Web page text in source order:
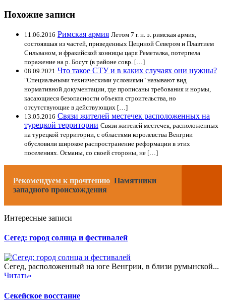
Похожие записи
11.06.2016 Римская армия Летом 7 г. н. э. римская армия,
состоявшая из частей, приведенных Цециной Севером и Плавтием
Сильваном, и фракийской конницы царя Реметалка, потерпела
поражение на р. Босут (в районе совр. […]
08.09.2021 Что такое СТУ и в каких случаях они нужны?
"Специальными техническими условиями" называют вид
нормативной документации, где прописаны требования и нормы,
касающиеся безопасности объекта строительства, но
отсутствующие в действующих […]
13.05.2016 Связи жителей местечек расположенных на
турецкой территории Связи жителей местечек, расположенных
на турецкой территории, с областями королевства Венгрии
обусловили широкое распространение реформации в этих
поселениях. Османы, со своей стороны, не […]
Рекомендуем к прочтению Памятники
западного происхождения
Интересные записи
Сегед: город солнца и фестивалей
Сегед, расположенный на юге Венгрии, в близи румынской...
Читать»
Секейское восстание